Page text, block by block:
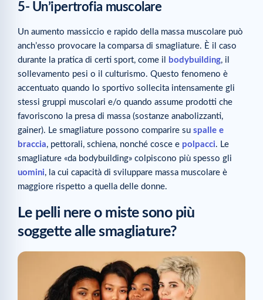
5- Un’ipertrofia muscolare
Un aumento massiccio e rapido della massa muscolare può
anch’esso provocare la comparsa di smagliature. È il caso
durante la pratica di certi sport, come il
bodybuilding, il
sollevamento pesi o il culturismo. Questo fenomeno è
accentuato quando lo sportivo sollecita intensamente gli
stessi gruppi muscolari e/o quando assume prodotti che
favoriscono la presa di massa (sostanze anabolizzanti,
gainer). Le smagliature possono comparire su spalle e
braccia, pettorali, schiena, nonché cosce e polpacci. Le
smagliature «da bodybuilding» colpiscono più spesso gli
uomini, la cui capacità di sviluppare massa muscolare è
maggiore rispetto a quella delle donne.
Le pelli nere o miste sono più
soggette alle smagliature?